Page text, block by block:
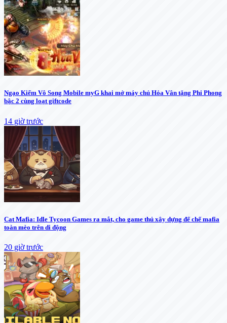
Ngạo Kiếm Vô Song Mobile myG khai mở máy chủ Hỏa Vân tặng Phi Phong
bậc 2 cùng loạt giftcode
14 giờ trước
Cat Mafia: Idle Tycoon Games ra mắt, cho game thủ xây dựng đế chế mafia
toàn mèo trên di động
20 giờ trước